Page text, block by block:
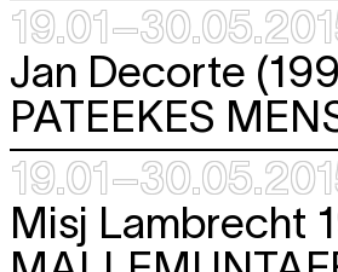
Jan Decorte
PATEEKES
Misj Lambrecht